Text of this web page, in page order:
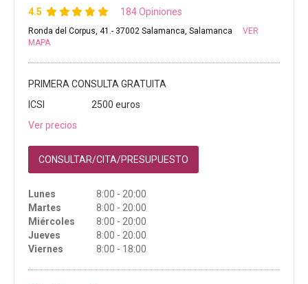
4.5 184 Opiniones
Ronda del Corpus, 41.- 37002 Salamanca, Salamanca
VER
MAPA
PRIMERA CONSULTA GRATUITA
ICSI
2500 euros
Ver precios
CONSULTAR/CITA/PRESUPUESTO
Lunes
8:00 - 20:00
Martes
8:00 - 20:00
Miércoles
8:00 - 20:00
Jueves
8:00 - 20:00
Viernes
8:00 - 18:00